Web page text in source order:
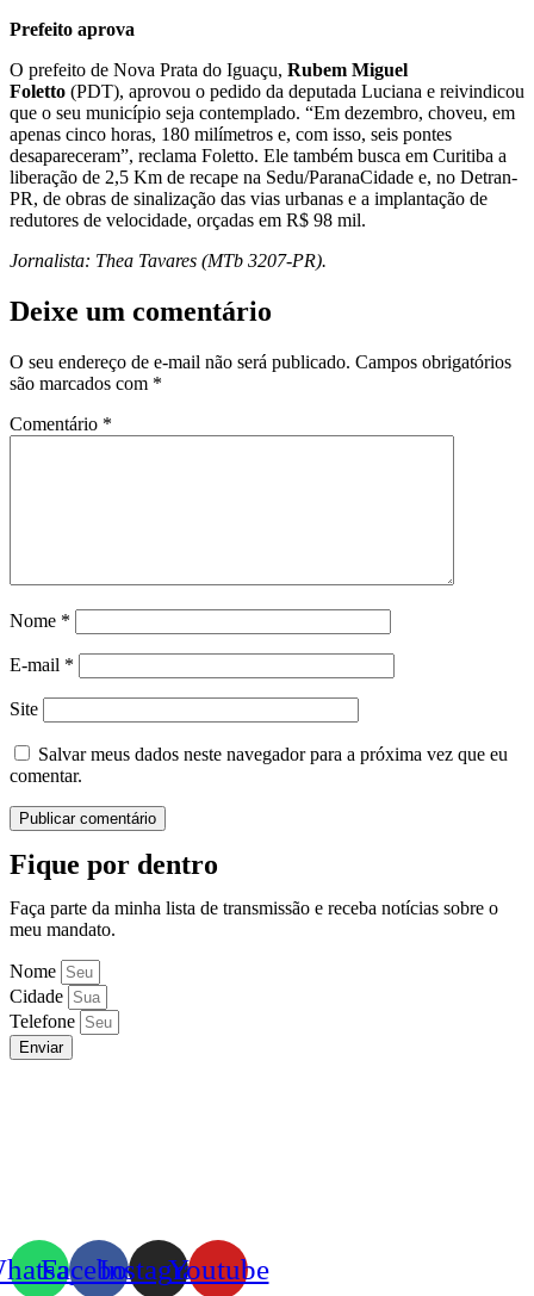
Prefeito aprova
O prefeito de Nova Prata do Iguaçu, Rubem Miguel
Foletto (PDT), aprovou o pedido da deputada Luciana e reivindicou
que o seu município seja contemplado. “Em dezembro, choveu, em
apenas cinco horas, 180 milímetros e, com isso, seis pontes
desapareceram”, reclama Foletto. Ele também busca em Curitiba a
liberação de 2,5 Km de recape na Sedu/ParanaCidade e, no Detran-
PR, de obras de sinalização das vias urbanas e a implantação de
redutores de velocidade, orçadas em R$ 98 mil.
Jornalista: Thea Tavares (MTb 3207-PR).
Deixe um comentário
O seu endereço de e-mail não será publicado. Campos obrigatórios
são marcados com *
Comentário *
Nome *
E-mail *
Site
Salvar meus dados neste navegador para a próxima vez que eu
comentar.
Fique por dentro
Faça parte da minha lista de transmissão e receba notícias sobre o
meu mandato.
Nome
Cidade
Telefone
Enviar
FacebookInstagramYoutube